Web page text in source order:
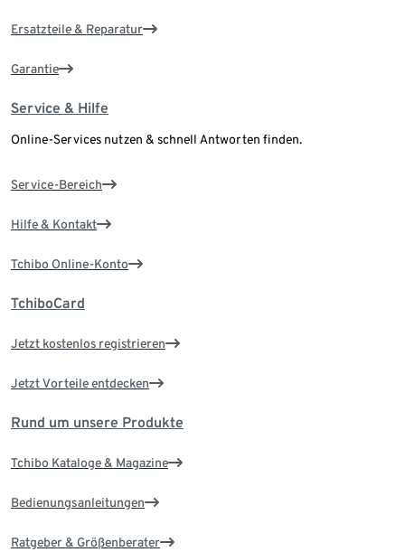
Ersatzteile & Reparatur
Garantie
Service & Hilfe
Online-Services nutzen & schnell Antworten finden.
Service-Bereich
Hilfe & Kontakt
Tchibo Online-Konto
TchiboCard
Jetzt kostenlos registrieren
Jetzt Vorteile entdecken
Rund um unsere Produkte
Tchibo Kataloge & Magazine
Bedienungsanleitungen
Ratgeber & Größenberater